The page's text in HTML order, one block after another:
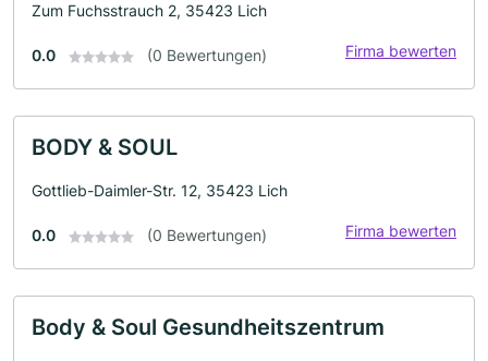
Zum Fuchsstrauch 2, 35423 Lich
0.0 (0 Bewertungen) Firma bewerten
BODY & SOUL
Gottlieb-Daimler-Str. 12, 35423 Lich
0.0 (0 Bewertungen) Firma bewerten
Body & Soul Gesundheitszentrum